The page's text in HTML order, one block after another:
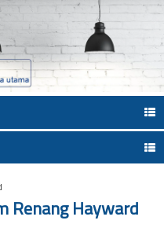
Renang Hayward